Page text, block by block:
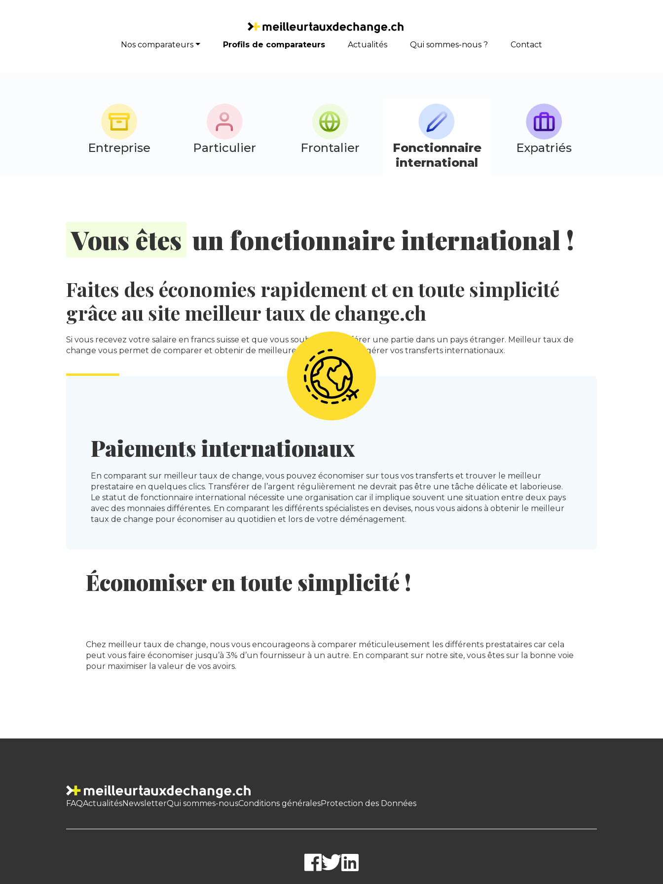
Nos comparateurs Profils de comparateurs Actualités Qui sommes-nous ? Contact
Entreprise Particulier Frontalier
Fonctionnaire
international
Expatriés
Vous êtes un fonctionnaire international !
Faites des économies rapidement et en toute simplicité
grâce au site meilleur taux de change.ch
Si vous recevez votre salaire en francs suisse et que vous souhaitez transférer une partie dans un pays étranger. Meilleur taux de
change vous permet de comparer et obtenir de meilleures conditions pour gérer vos transferts internationaux.
Paiements internationaux
En comparant sur meilleur taux de change, vous pouvez économiser sur tous vos transferts et trouver le meilleur
prestataire en quelques clics. Transférer de l’argent régulièrement ne devrait pas être une tâche délicate et laborieuse.
Le statut de fonctionnaire international nécessite une organisation car il implique souvent une situation entre deux pays
avec des monnaies différentes. En comparant les différents spécialistes en devises, nous vous aidons à obtenir le meilleur
taux de change pour économiser au quotidien et lors de votre déménagement.
Économiser en toute simplicité !
Chez meilleur taux de change, nous vous encourageons à comparer méticuleusement les différents prestataires car cela
peut vous faire économiser jusqu’à 3% d’un fournisseur à un autre. En comparant sur notre site, vous êtes sur la bonne voie
pour maximiser la valeur de vos avoirs.
FAQActualitésNewsletterQui sommes-nousConditions généralesProtection des Données